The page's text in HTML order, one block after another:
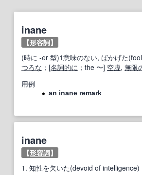
inane
【形容詞】
(時に -er 型)1意味のない, ばかげた(
つろな ；[名詞的に ；the 〜] 空虚, 無限
用例
an inane remark
inane
【形容詞】
1. 知性を欠いた(devoid of intelligence)